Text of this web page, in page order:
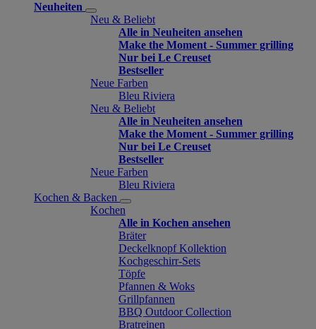
Neuheiten
Neu & Beliebt
Alle in Neuheiten ansehen
Make the Moment - Summer grilling
Nur bei Le Creuset
Bestseller
Neue Farben
Bleu Riviera
Neu & Beliebt
Alle in Neuheiten ansehen
Make the Moment - Summer grilling
Nur bei Le Creuset
Bestseller
Neue Farben
Bleu Riviera
Kochen & Backen
Kochen
Alle in Kochen ansehen
Bräter
Deckelknopf Kollektion
Kochgeschirr-Sets
Töpfe
Pfannen & Woks
Grillpfannen
BBQ Outdoor Collection
Bratreinen